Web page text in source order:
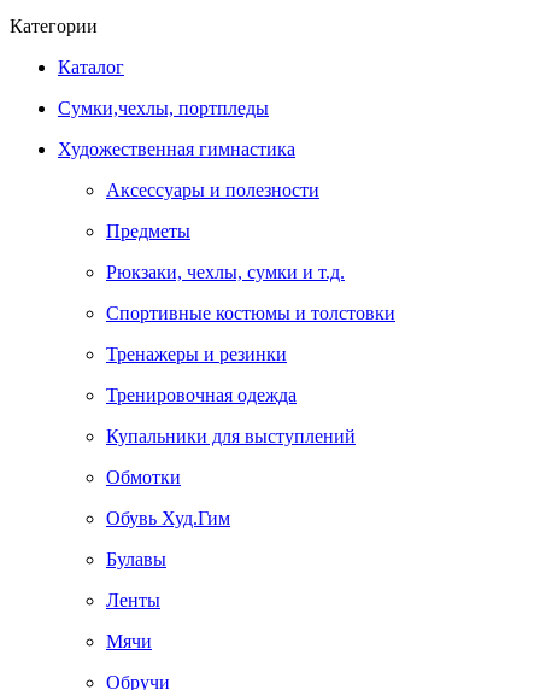
Категории
Каталог
Сумки,чехлы, портпледы
Художественная гимнастика
Аксессуары и полезности
Предметы
Рюкзаки, чехлы, сумки и т.д.
Спортивные костюмы и толстовки
Тренажеры и резинки
Тренировочная одежда
Купальники для выступлений
Обмотки
Обувь Худ.Гим
Булавы
Ленты
Мячи
Обручи